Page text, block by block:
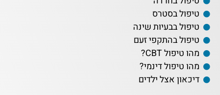
טיפול בסטרס
טיפול בבעיות שינה
טיפול בהתקפי זעם
מהו טיפול CBT?
מהו טיפול דינמי?
דיכאון אצל ילדים